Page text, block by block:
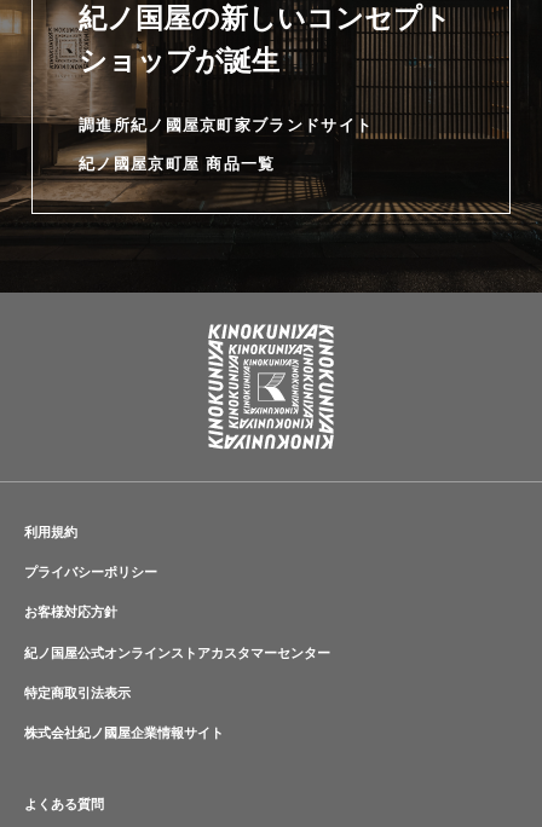
紀ノ国屋の新しいコンセプト
ショップが誕生
調進所紀ノ國屋京町家ブランドサイト
紀ノ國屋京町屋 商品一覧
利用規約
プライバシーポリシー
お客様対応方針
紀ノ国屋公式オンラインストアカスタマーセンター
特定商取引法表示
株式会社紀ノ國屋企業情報サイト
よくある質問